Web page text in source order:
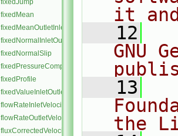
fixedJump
fixedMean
fixedMeanOutletInlet
fixedNormalInletOutletVelocity
fixedNormalSlip
fixedPressureCompressibleDensity
fixedProfile
fixedValueInletOutlet
flowRateInletVelocity
flowRateOutletVelocity
fluxCorrectedVelocity
it
   12
GNU
   13
the